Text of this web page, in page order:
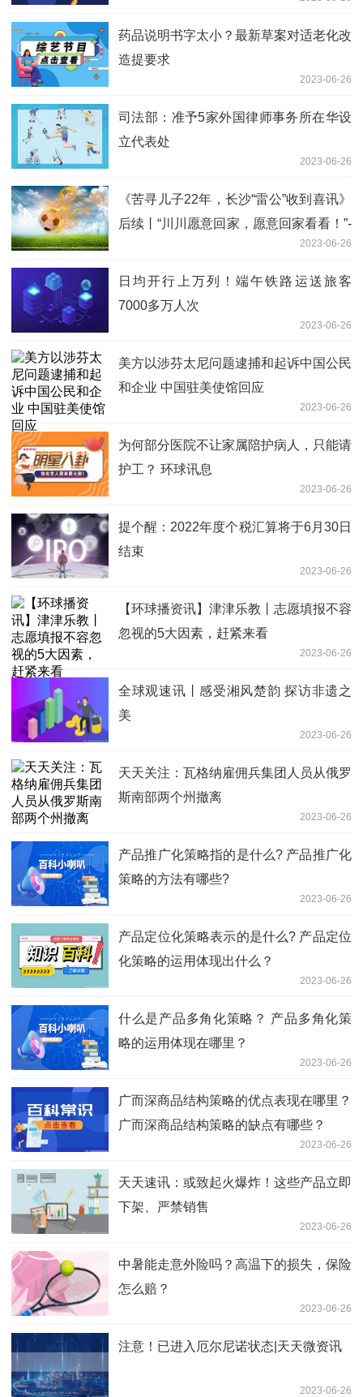
药品说明书字太小？最新草案对适老化改
造提要求
2023-06-26
司法部：准予5家外国律师事务所在华设
立代表处
2023-06-26
《苦寻儿子22年，长沙“雷公”收到喜讯》
后续丨“川川愿意回家，愿意回家看看！”-
2023-06-26
日均开行上万列！端午铁路运送旅客
7000多万人次
2023-06-26
美方以涉芬太尼问题逮捕和起诉中国公民
和企业 中国驻美使馆回应
2023-06-26
为何部分医院不让家属陪护病人，只能请
护工？ 环球讯息
2023-06-26
提个醒：2022年度个税汇算将于6月30日
结束
2023-06-26
【环球播资讯】津津乐教丨志愿填报不容
忽视的5大因素，赶紧来看
2023-06-26
全球观速讯丨感受湘风楚韵 探访非遗之
美
2023-06-26
天天关注：瓦格纳雇佣兵集团人员从俄罗
斯南部两个州撤离
2023-06-26
产品推广化策略指的是什么? 产品推广化
策略的方法有哪些?
2023-06-26
产品定位化策略表示的是什么? 产品定位
化策略的运用体现出什么？
2023-06-26
什么是产品多角化策略？ 产品多角化策
略的运用体现在哪里？
2023-06-26
广而深商品结构策略的优点表现在哪里？
广而深商品结构策略的缺点有哪些？
2023-06-26
天天速讯：或致起火爆炸！这些产品立即
下架、严禁销售
2023-06-26
中暑能走意外险吗？高温下的损失，保险
怎么赔？
2023-06-26
注意！已进入厄尔尼诺状态|天天微资讯
2023-06-26